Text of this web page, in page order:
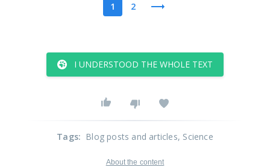
1 2
I UNDERSTOOD THE WHOLE TEXT
Tags: Blog posts and articles, Science
About the content